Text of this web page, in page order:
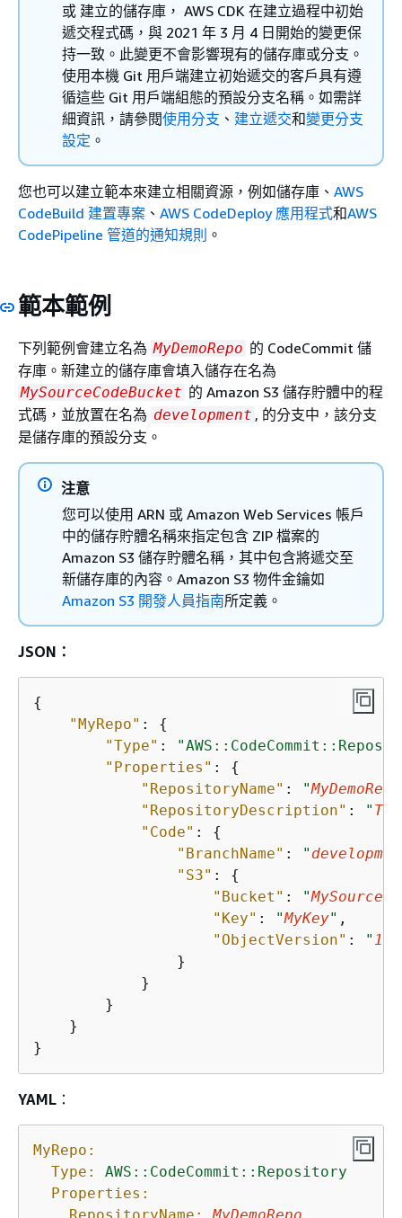
或 建立的儲存庫， AWS CDK 在建立過程中初始
遞交程式碼，與 2021 年 3 月 4 日開始的變更保
持一致。此變更不會影響現有的儲存庫或分支。
使用本機 Git 用戶端建立初始遞交的客戶具有遵
循這些 Git 用戶端組態的預設分支名稱。如需詳
細資訊，請參閱使用分支 、 建立遞交和變更分支
設定 。
您也可以建立範本來建立相關資源，例如儲存庫、 AWS
CodeBuild 建置專案 、 AWS CodeDeploy 應用程式和AWS
CodePipeline 管道的通知規則 。
範本範例
下列範例會建立名為 MyDemoRepo 的 CodeCommit 儲
存庫。新建立的儲存庫會填入儲存在名為
MySourceCodeBucket 的 Amazon S3 儲存貯體中的程
式碼，並放置在名為 development , 的分支中，該分支
是儲存庫的預設分支。
注意
您可以使用 ARN 或 Amazon Web Services 帳戶
中的儲存貯體名稱來指定包含 ZIP 檔案的
Amazon S3 儲存貯體名稱，其中包含將遞交至
新儲存庫的內容。Amazon S3 物件金鑰如
Amazon S3 開發人員指南所定義。
JSON：
{
"MyRepo" : {
"Type" :
"Properties" : {
"RepositoryName" : "MyDemoRepo
"RepositoryDescription" : "
"Code" : {
"BranchName" : "
"S3" : {
"Bucket" : "
"Key" : "MyKey" ,
"ObjectVersion" : " 1
                }
            }
        }
    }
}
YAML ：
MyRepo:
Type:
AWS::CodeCommit::Repository
Properties: